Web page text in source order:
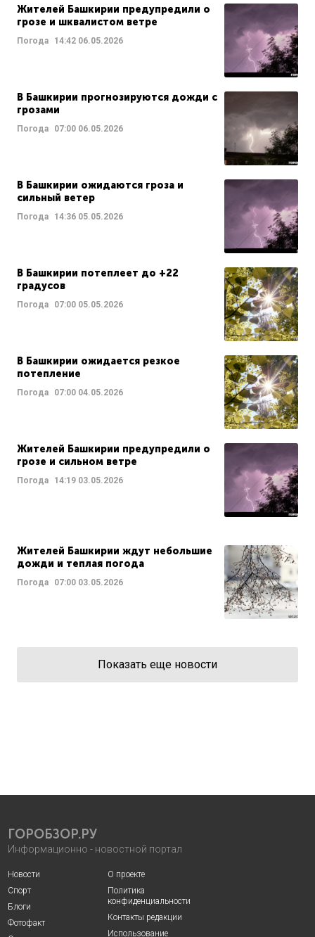
Жителей Башкирии предупредили о
грозе и шквалистом ветре
Погода 14:42 06.05.2026
В Башкирии прогнозируются дожди с
грозами
Погода 07:00 06.05.2026
В Башкирии ожидаются гроза и
сильный ветер
Погода 14:36 05.05.2026
В Башкирии потеплеет до +22
градусов
Погода 07:00 05.05.2026
В Башкирии ожидается резкое
потепление
Погода 07:00 04.05.2026
Жителей Башкирии предупредили о
грозе и сильном ветре
Погода 14:19 03.05.2026
Жителей Башкирии ждут небольшие
дожди и теплая погода
Погода 07:00 03.05.2026
Показать еще новости
ГОРОБЗОР.РУ
Информационно - новостной портал
Новости
Спорт
Блоги
Фотофакт
О проекте
Политика
конфиденциальности
Контакты редакции
Использование